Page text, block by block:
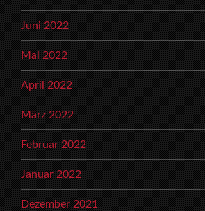
Juni 2022
Mai 2022
April 2022
März 2022
Februar 2022
Januar 2022
Dezember 2021